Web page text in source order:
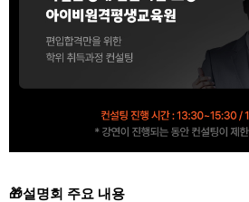
🎁설명회 주요 내용